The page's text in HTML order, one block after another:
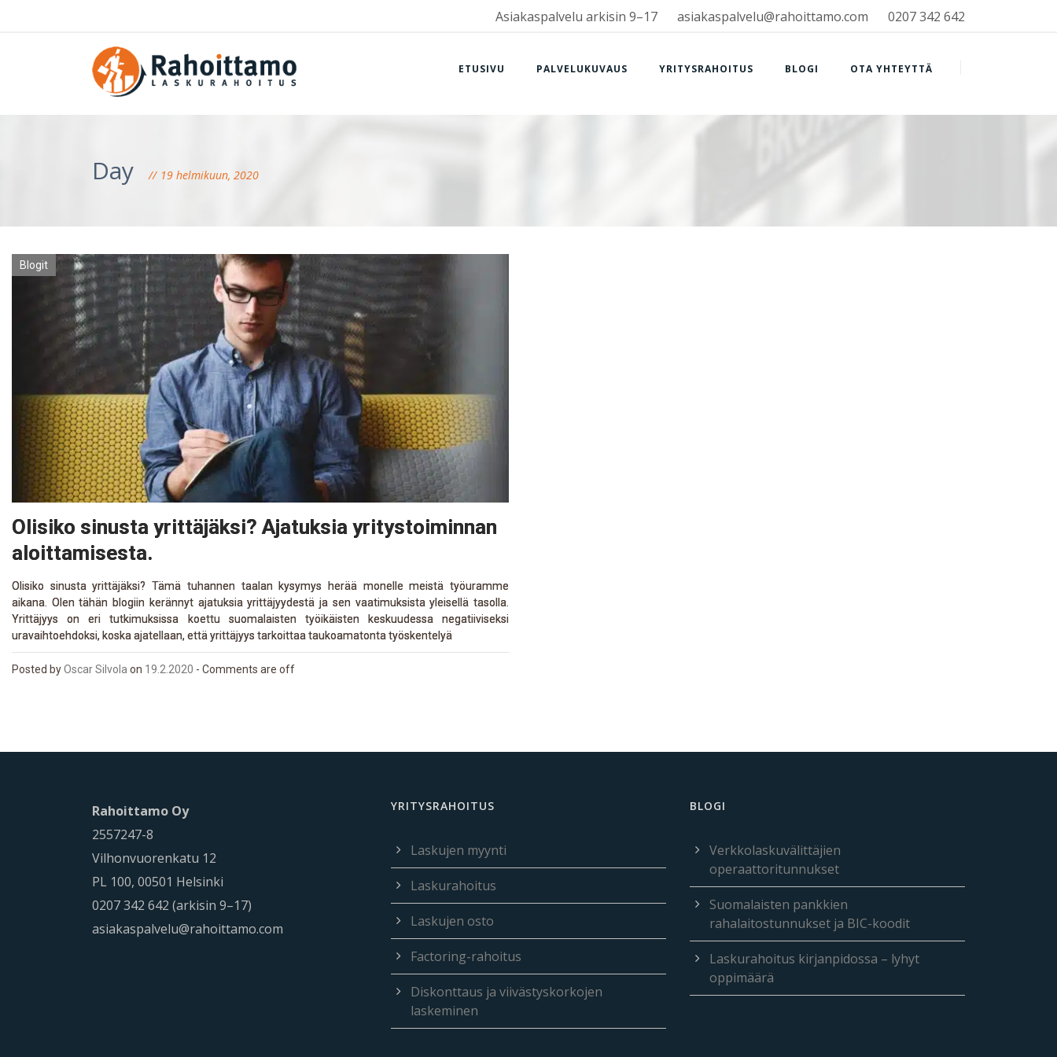
Asiakaspalvelu arkisin 9–17 asiakaspalvelu@rahoittamo.com 0207 342 642
ETUSIVU PALVELUKUVAUS YRITYSRAHOITUS BLOGI OTA YHTEYTTÄ
Day 19 helmikuun, 2020
Olisiko sinusta yrittäjäksi? Ajatuksia yritystoiminnan
aloittamisesta.
Blogit
Olisiko sinusta yrittäjäksi? Tämä tuhannen taalan kysymys herää monelle meistä työuramme
aikana. Olen tähän blogiin kerännyt ajatuksia yrittäjyydestä ja sen vaatimuksista yleisellä tasolla.
Yrittäjyys on eri tutkimuksissa koettu suomalaisten työikäisten keskuudessa negatiiviseksi
uravaihtoehdoksi, koska ajatellaan, että yrittäjyys tarkoittaa taukoamatonta työskentelyä
Posted byOscar Silvola on 19.2.2020 - Comments are off
Rahoittamo Oy
2557247-8
Vilhonvuorenkatu 12
PL 100, 00501 Helsinki
0207 342 642 (arkisin 9–17)
asiakaspalvelu@rahoittamo.com
YRITYSRAHOITUS
Laskujen myynti
Laskurahoitus
Laskujen osto
Factoring-rahoitus
Diskonttaus ja viivästyskorkojen
laskeminen
BLOGI
Verkkolaskuvälittäjien
operaattoritunnukset
Suomalaisten pankkien
rahalaitostunnukset ja BIC-koodit
Laskurahoitus kirjanpidossa – lyhyt
oppimäärä